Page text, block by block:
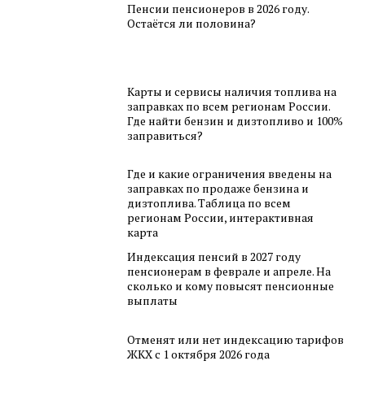
Пенсии пенсионеров в 2026 году.
Остаётся ли половина?
Карты и сервисы наличия топлива на
заправках по всем регионам России.
Где найти бензин и дизтопливо и 100%
заправиться?
Где и какие ограничения введены на
заправках по продаже бензина и
дизтоплива. Таблица по всем
регионам России, интерактивная
карта
Индексация пенсий в 2027 году
пенсионерам в феврале и апреле. На
сколько и кому повысят пенсионные
выплаты
Отменят или нет индексацию тарифов
ЖКХ с 1 октября 2026 года